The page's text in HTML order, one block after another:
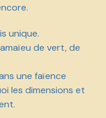
unique.
de vert, de
une faïence
les dimensions et